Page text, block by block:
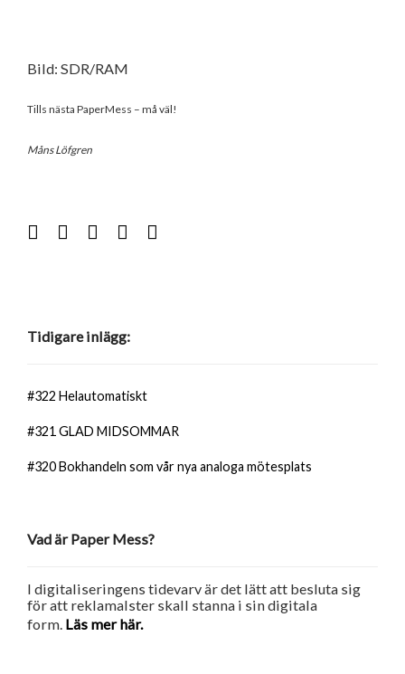
Bild: SDR/RAM
Tills nästa PaperMess – må väl!
Måns Löfgren
Tidigare inlägg:
#322 Helautomatiskt
#321 GLAD MIDSOMMAR
#320 Bokhandeln som vår nya analoga mötesplats
Vad är Paper Mess?
I digitaliseringens tidevarv är det lätt att besluta sig
för att reklamalster skall stanna i sin digitala
form. Läs mer här.